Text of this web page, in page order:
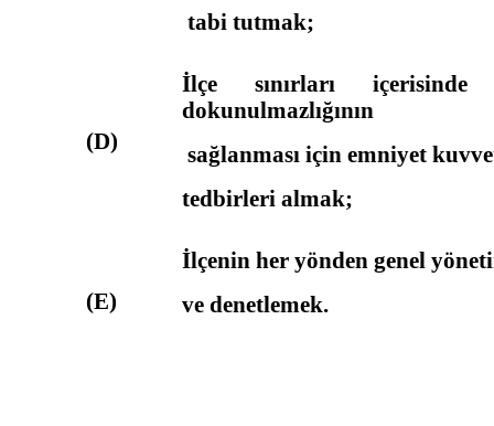
tabi tutmak;
(D)
İlçe sınırları
dokunulmazlığının
sağlanması için emniyet
tedbirleri almak;
(E)
İlçenin her yönden genel
ve denetlemek.